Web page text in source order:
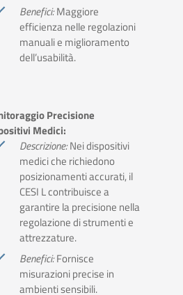
Benefici:Maggiore
efficienza nelle regolazioni
manuali e miglioramento
dell’usabilità.
Precisione
Medici:
Descrizione:Nei dispositivi
medici che richiedono
posizionamenti accurati, il
CESI L contribuisce a
garantire la precisione nella
regolazione di strumenti e
attrezzature.
Benefici:Fornisce
misurazioni precise in
ambienti sensibili.